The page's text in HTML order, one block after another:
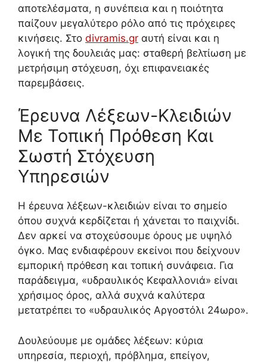
αποτελέσματα, η συνέπεια και η ποιότητα
παίζουν μεγαλύτερο ρόλο από τις πρόχειρες
κινήσεις. Στο divramis.gr αυτή είναι και η
λογική της δουλειάς μας: σταθερή βελτίωση με
μετρήσιμη στόχευση, όχι επιφανειακές
παρεμβάσεις.
Έρευνα Λέξεων-Κλειδιών
Με Τοπική Πρόθεση Και
Σωστή Στόχευση
Υπηρεσιών
Η έρευνα λέξεων-κλειδιών είναι το σημείο
όπου συχνά κερδίζεται ή χάνεται το παιχνίδι.
Δεν αρκεί να στοχεύσουμε όρους με υψηλό
όγκο. Μας ενδιαφέρουν εκείνοι που δείχνουν
εμπορική πρόθεση και τοπική συνάφεια. Για
παράδειγμα, «υδραυλικός Κεφαλλονιά» είναι
χρήσιμος όρος, αλλά συχνά καλύτερα
μετατρέπει το «υδραυλικός Αργοστόλι 24ωρο».
Δουλεύουμε με ομάδες λέξεων: κύρια
υπηρεσία, περιοχή, πρόβλημα, επείγον,